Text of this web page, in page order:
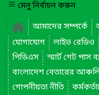
মেনু নির্বাচন করুন
আমাদের সম্পর্কে
যোগাযোগ
লাইভ রেডিও
পিডিএস
স্মার্ট গেট পাস
গোপনীয়তা নীতি